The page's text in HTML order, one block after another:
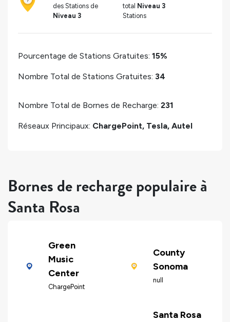
des Stations de
Niveau 3
total Niveau 3
Stations
Pourcentage de Stations Gratuites: 15%
Nombre Total de Stations Gratuites: 34
Nombre Total de Bornes de Recharge: 231
Réseaux Principaux: ChargePoint, Tesla, Autel
Bornes de recharge populaire à
Santa Rosa
Green
Music
Center
ChargePoint
County
Sonoma
null
Santa Rosa